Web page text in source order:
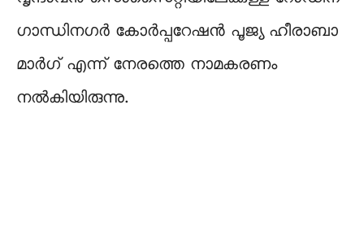
ഗാന്ധിനഗർ കോർപ്പറേഷൻ പൂജ്യ ഹീരാബാ
മാർഗ് എന്ന് നേരത്തെ നാമകരണം
നൽകിയിരുന്നു.